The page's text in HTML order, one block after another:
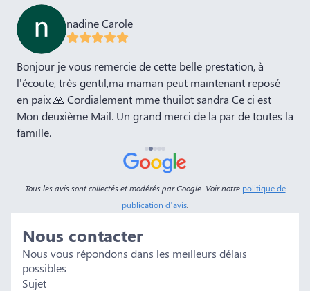
nadine Carole
Bonjour je vous remercie de cette belle prestation, à
l'écoute, très gentil,ma maman peut maintenant reposé
en paix 🙏 Cordialement mme thuilot sandra Ce ci est
Mon deuxième Mail. Un grand merci de la par de toutes la
famille.
Tous les avis sont collectés et modérés par Google. Voir notre politique de
publication d’avis.
Nous contacter
Nous vous répondons dans les meilleurs délais
possibles
Sujet